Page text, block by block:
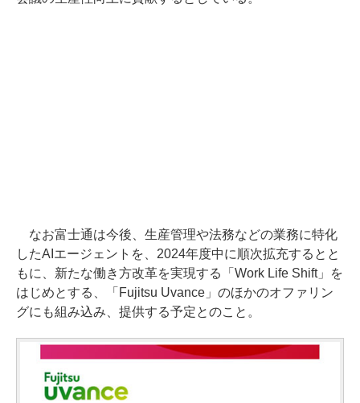
なお富士通は今後、生産管理や法務などの業務に特化
したAIエージェントを、2024年度中に順次拡充するとと
もに、新たな働き方改革を実現する「Work Life Shift」を
はじめとする、「Fujitsu Uvance」のほかのオファリン
グにも組み込み、提供する予定とのこと。